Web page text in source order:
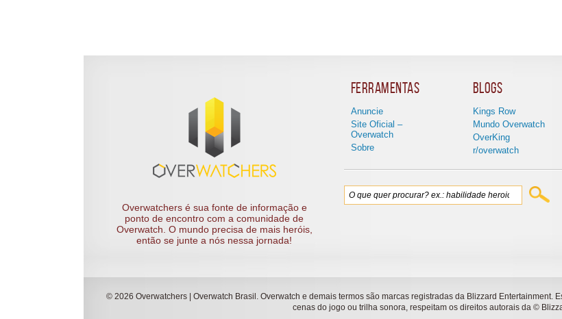
Overwatchers é sua fonte de informação e
ponto de encontro com a comunidade de
Overwatch. O mundo precisa de mais heróis,
então se junte a nós nessa jornada!
Ferramentas
Anuncie
Site Oficial –
Overwatch
Sobre
Blogs
Kings Row
Mundo Overwatch
OverKing
r/overwatch
© 2026 Overwatchers | Overwatch Brasil. Overwatch e demais termos são marcas registradas da Blizzard Entertainment.
cenas do jogo ou trilha sonora, respeitam os direitos autorais da ©